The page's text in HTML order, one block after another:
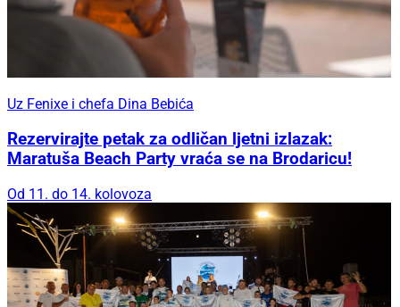
Uz Fenixe i chefa Dina Bebića
Rezervirajte petak za odličan ljetni izlazak:
Maratuša Beach Party vraća se na Brodaricu!
Od 11. do 14. kolovoza